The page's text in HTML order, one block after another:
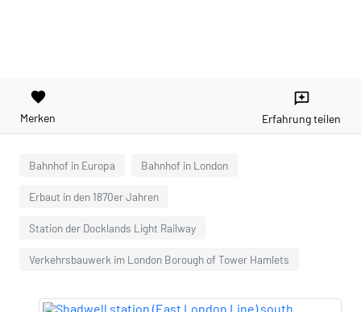
favorite
Merken
reviews
Erfahrung teilen
Bahnhof in Europa Bahnhof in London
Erbaut in den 1870er Jahren
Station der Docklands Light Railway
Verkehrsbauwerk im London Borough of Tower Hamlets